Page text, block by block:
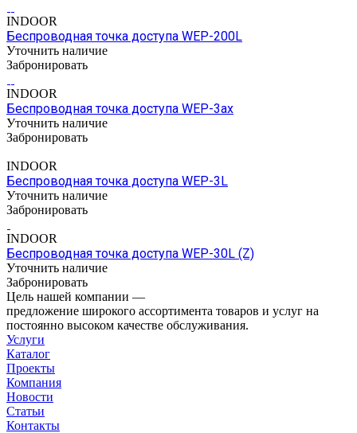
INDOOR
Беспроводная точка доступа WEP-200L
Уточнить наличие
Забронировать
INDOOR
Беспроводная точка доступа WEP-3ax
Уточнить наличие
Забронировать
INDOOR
Беспроводная точка доступа WEP-3L
Уточнить наличие
Забронировать
INDOOR
Беспроводная точка доступа WEP-30L (Z)
Уточнить наличие
Забронировать
Цель нашей компании —
предложение широкого ассортимента товаров и услуг на
постоянно высоком качестве обслуживания.
Услуги
Каталог
Проекты
Компания
Новости
Статьи
Контакты